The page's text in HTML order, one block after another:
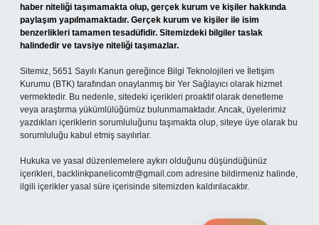
haber niteliği taşımamakta olup, gerçek kurum ve kişiler hakkında
paylaşım yapılmamaktadır. Gerçek kurum ve kişiler ile isim
benzerlikleri tamamen tesadüfidir. Sitemizdeki bilgiler taslak
halindedir ve tavsiye niteliği taşımazlar.
Sitemiz, 5651 Sayılı Kanun gereğince Bilgi Teknolojileri ve İletişim
Kurumu (BTK) tarafından onaylanmış bir Yer Sağlayıcı olarak hizmet
vermektedir. Bu nedenle, sitedeki içerikleri proaktif olarak denetleme
veya araştırma yükümlülüğümüz bulunmamaktadır. Ancak, üyelerimiz
yazdıkları içeriklerin sorumluluğunu taşımakta olup, siteye üye olarak bu
sorumluluğu kabul etmiş sayılırlar.
Hukuka ve yasal düzenlemelere aykırı olduğunu düşündüğünüz
içerikleri, backlinkpanelicomtr@gmail.com adresine bildirmeniz halinde,
ilgili içerikler yasal süre içerisinde sitemizden kaldırılacaktır.